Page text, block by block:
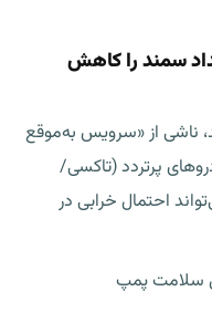
سمند را کاهش
ناشی از «سرویس به‌موقع
پرتردد (تاکسی/
احتمال خرابی در
سلامت پمپ